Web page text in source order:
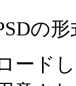
の
ード